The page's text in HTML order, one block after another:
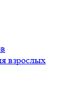
взрослых